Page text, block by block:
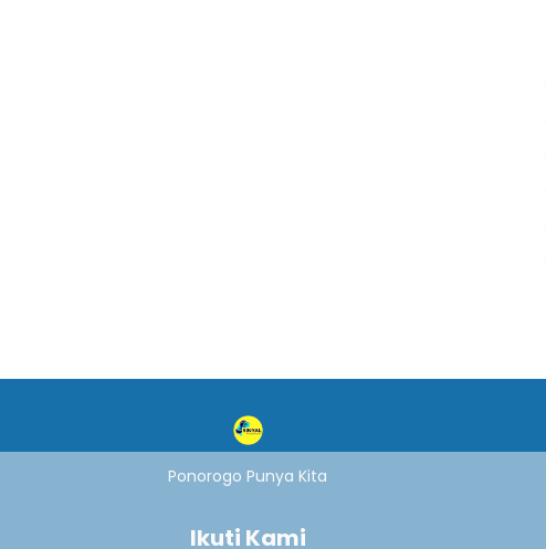
Ponorogo Punya Kita
Ikuti Kami